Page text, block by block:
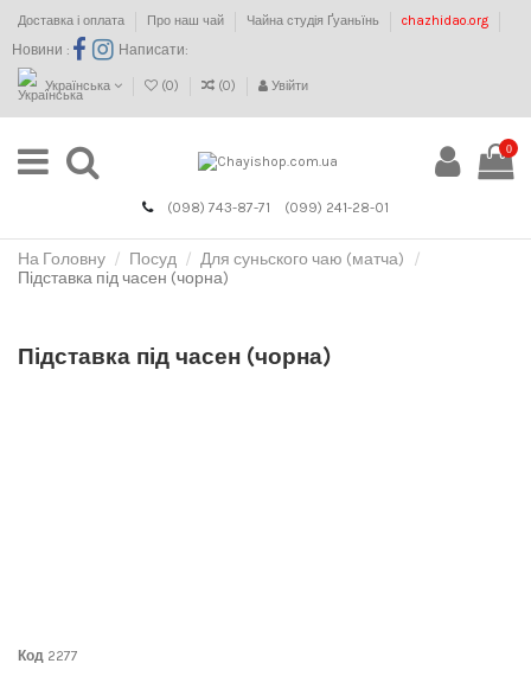
Доставка і оплата Про наш чай Чайна студія Ґуаньїнь chazhidao.org
Новини : Написати:
Українська (0) (0) Увійти
0
(098) 743-87-71 (099) 241-28-01
На Головну Посуд
Для суньского чаю (матча)
Підставка під часен (чорна)
Підставка під часен (чорна)
Код 2277